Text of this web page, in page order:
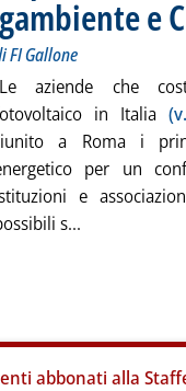
e
FI Gallone
aziende che
in Italia
a Roma i
per un
e
s...
abbonati alla